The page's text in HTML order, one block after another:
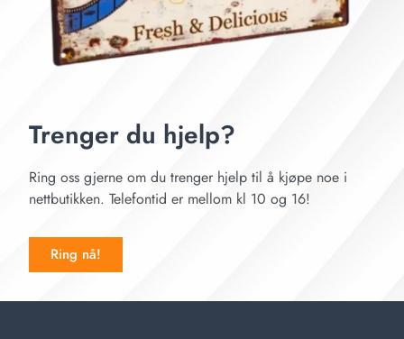
Trenger du hjelp?
Ring oss gjerne om du trenger hjelp til å kjøpe noe i
nettbutikken. Telefontid er mellom kl 10 og 16!
Ring nå!